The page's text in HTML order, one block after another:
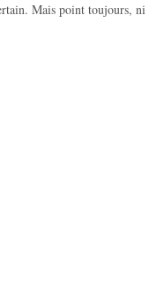
Mais point toujours,